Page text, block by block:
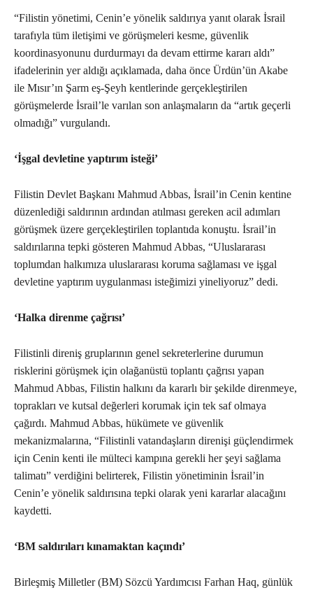
“Filistin yönetimi, Cenin’e yönelik saldırıya yanıt olarak İsrail
tarafıyla tüm iletişimi ve görüşmeleri kesme, güvenlik
koordinasyonunu durdurmayı da devam ettirme kararı aldı”
ifadelerinin yer aldığı açıklamada, daha önce Ürdün’ün Akabe
ile Mısır’ın Şarm eş-Şeyh kentlerinde gerçekleştirilen
görüşmelerde İsrail’le varılan son anlaşmaların da “artık geçerli
olmadığı” vurgulandı.
‘İşgal devletine yaptırım isteği’
Filistin Devlet Başkanı Mahmud Abbas, İsrail’in Cenin kentine
düzenlediği saldırının ardından atılması gereken acil adımları
görüşmek üzere gerçekleştirilen toplantıda konuştu. İsrail’in
saldırılarına tepki gösteren Mahmud Abbas, “Uluslararası
toplumdan halkımıza uluslararası koruma sağlaması ve işgal
devletine yaptırım uygulanması isteğimizi yineliyoruz” dedi.
‘Halka direnme çağrısı’
Filistinli direniş gruplarının genel sekreterlerine durumun
risklerini görüşmek için olağanüstü toplantı çağrısı yapan
Mahmud Abbas, Filistin halkını da kararlı bir şekilde direnmeye,
toprakları ve kutsal değerleri korumak için tek saf olmaya
çağırdı. Mahmud Abbas, hükümete ve güvenlik
mekanizmalarına, “Filistinli vatandaşların direnişi güçlendirmek
için Cenin kenti ile mülteci kampına gerekli her şeyi sağlama
talimatı” verdiğini belirterek, Filistin yönetiminin İsrail’in
Cenin’e yönelik saldırısına tepki olarak yeni kararlar alacağını
kaydetti.
‘BM saldırıları kınamaktan kaçındı’
Birleşmiş Milletler (BM) Sözcü Yardımcısı Farhan Haq, günlük